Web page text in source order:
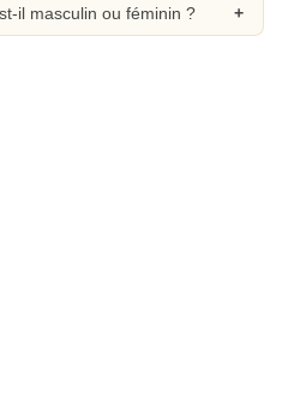
il masculin ou féminin ?